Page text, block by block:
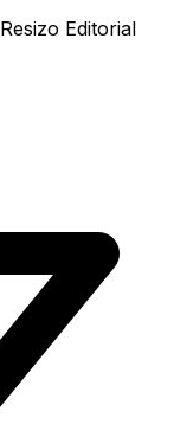
Resizo Editorial